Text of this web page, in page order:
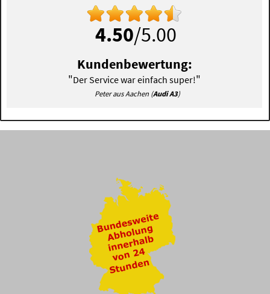
4.50/5.00
Kundenbewertung:
"Der Service war einfach super!"
Peter aus Aachen (Audi A3)